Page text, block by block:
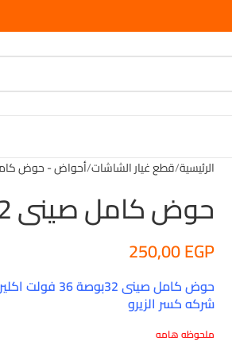
الرئيسية قطع غيار الشاشات أحواض - حوض
حوض كامل صينى 32بوصة
250,00EGP
حوض كامل
شركه كسر الزيرو
ملحوظه هامه